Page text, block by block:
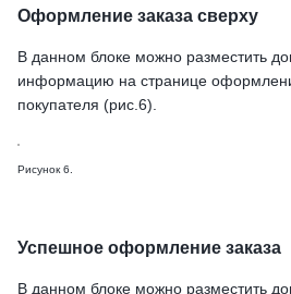
Оформление заказа сверху
В данном блоке можно разместить
информацию на странице
покупателя (рис.6).
Рисунок 6.
Успешное оформление заказа
В данном блоке можно разместить